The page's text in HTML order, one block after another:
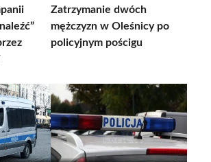
Zatrzymanie dwóch
mężczyzn w Oleśnicy po
policyjnym pościgu